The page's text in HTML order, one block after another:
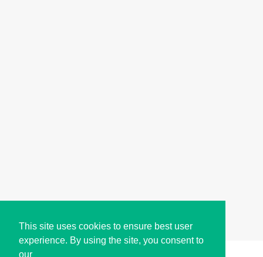
This site uses cookies to ensure best user
experience. By using the site, you consent to
our